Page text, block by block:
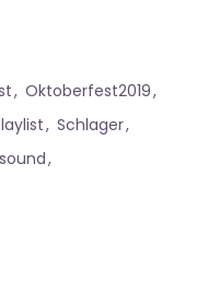
Oktoberfest2019
Schlager